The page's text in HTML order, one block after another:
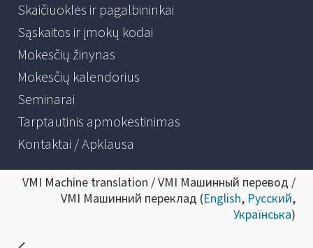
Skaičiuoklės ir pagalbininkai
Sąskaitos ir įmokų kodai
Mokesčių žinynas
Mokesčių kalendorius
Seminarai
Tarptautinis apmokestinimas
Kontaktai / Apklausa
VMI Machine translation / VMI Машинный перевод /
VMI Машинний переклад (English, Русский,
Українська)